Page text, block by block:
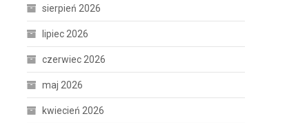
sierpień 2026
lipiec 2026
czerwiec 2026
maj 2026
kwiecień 2026